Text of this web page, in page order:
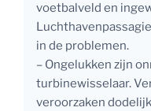
voetbalveld en
in de problemen.
– Ongelukken zijn
turbinewisselaar.
veroorzaken